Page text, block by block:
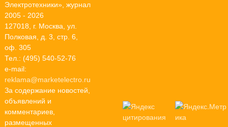
Электротехники», журнал
2005 - 2026
127018, г. Москва, ул.
Полковая, д. 3, стр. 6,
оф. 305
Тел.: (495) 540-52-76
e-mail:
reklama@marketelectro.ru
За содержание новостей,
объявлений и
комментариев,
размещенных